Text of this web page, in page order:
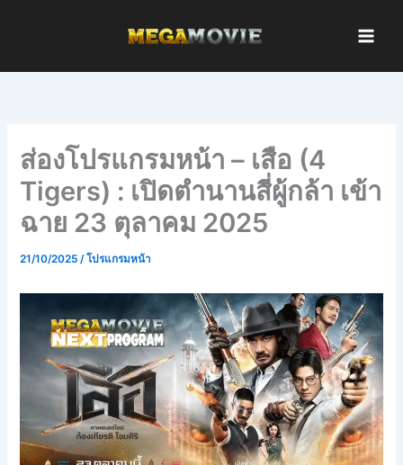
ส่องโปรแกรมหน้า – เสือ (4
Tigers) : เปิดตำนานสี่ผู้กล้า เข้า
ฉาย 23 ตุลาคม 2025
21/10/2025/โปรแกรมหน้า